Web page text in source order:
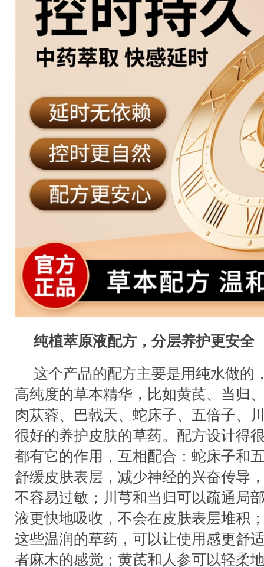
纯植萃原液配方，分层养护更安全
这个产品的配方主要是用纯水做的
高纯度的草本精华，比如黄芪、当归
肉苁蓉、巴戟天、蛇床子、五倍子、
很好的养护皮肤的草药。配方设计得
都有它的作用，互相配合：蛇床子和
舒缓皮肤表层，减少神经的兴奋传导
不容易过敏；川芎和当归可以疏通局
液更快地吸收，不会在皮肤表层堆积
这些温润的草药，可以让使用感更舒
者麻木的感觉；黄芪和人参可以轻柔